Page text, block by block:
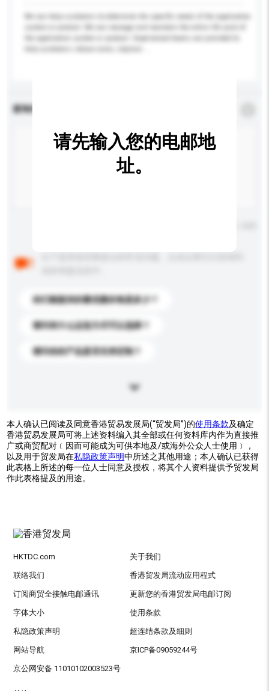
system or product. We can manage and maintain the entire life cycle of
查询内容
你们能提供的最优惠价格是多少？
请问有什么运送方式可以选择？
请问你的产品是否支持定制？
请先输入您的电邮地
址。
本人确认已阅读及同意香港贸易发展局(“贸发局”)的使用条款及确定
香港贸易发展局可将上述资料编入其全部或任何资料库内作为直接推
广或商贸配对﹝因而可能成为可供本地及/或海外公众人士使用﹞，
以及用于贸发局在私隐政策声明中所述之其他用途；本人确认已获得
此表格上所述的每一位人士同意及授权，将其个人资料提供予贸发局
作此表格提及的用途。
HKTDC.com 关于我们
联络我们 香港贸发局流动应用程式
订阅商贸全接触电邮通讯 更新您的香港贸发局电邮订阅
字体大小 使用条款
私隐政策声明 超连结条款及细则
网站导航 京ICP备09059244号
京公网安备 11010102003523号